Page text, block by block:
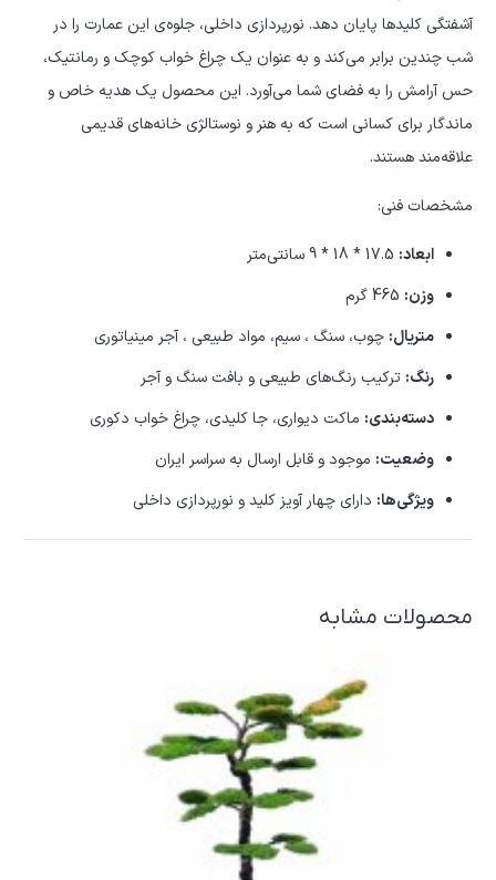
آشفتگی کلیدها پایان دهد. نورپردازی داخلی، جلوه‌ی این عمارت را در
شب چندین برابر می‌کند و به عنوان یک چراغ خواب کوچک و رمانتیک،
حس آرامش را به فضای شما می‌آورد. این محصول یک هدیه خاص و
ماندگار برای کسانی است که به هنر و نوستالژی خانه‌های قدیمی
علاقه‌مند هستند.
مشخصات فنی:
ابعاد:
وزن:
متریال: چوب، سنگ ، سیم، مواد طبیعی ، آجر مینیاتوری
رنگ: ترکیب رنگ‌های طبیعی و بافت سنگ و آجر
دسته‌بندی: ماکت دیواری، جا کلیدی، چراغ خواب دکوری
وضعیت: موجود و قابل ارسال به سراسر ایران
ویژگی‌ها: دارای چهار آویز کلید و نورپردازی داخلی
محصولات مشابه